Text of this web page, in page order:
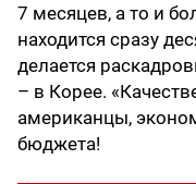
7 месяцев, а то и
находится сразу
делается
– в Корее.
американцы,
бюджета!